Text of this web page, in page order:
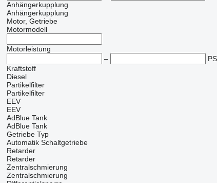
Anhängerkupplung
Anhängerkupplung
Motor, Getriebe
Motormodell
Motorleistung
–
PS
Kraftstoff
Diesel
Partikelfilter
Partikelfilter
EEV
EEV
AdBlue Tank
AdBlue Tank
Getriebe Typ
Automatik Schaltgetriebe
Retarder
Retarder
Zentralschmierung
Zentralschmierung